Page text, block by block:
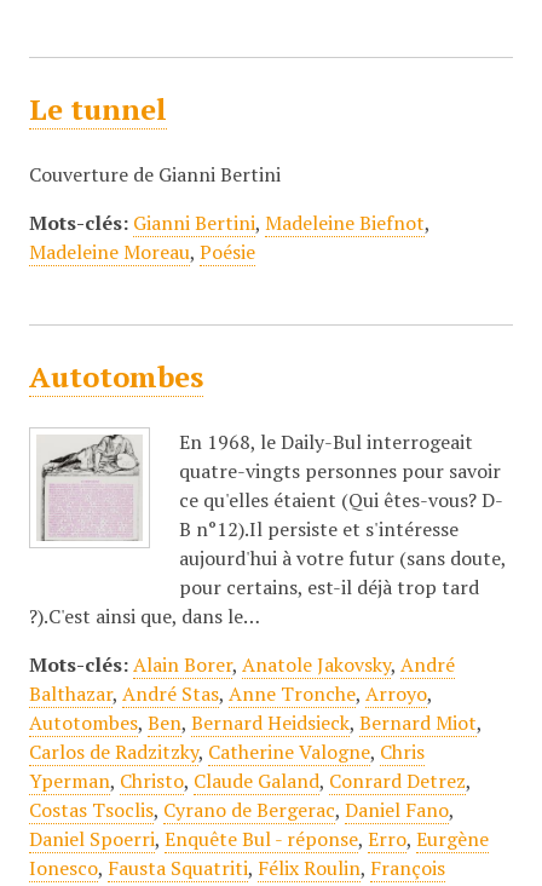
Le tunnel
Couverture de Gianni Bertini
Mots-clés: Gianni Bertini, Madeleine Biefnot,
Madeleine Moreau, Poésie
Autotombes
En 1968, le Daily-Bul interrogeait
quatre-vingts personnes pour savoir
ce qu'elles étaient (Qui êtes-vous? D-
B n°12).Il persiste et s'intéresse
aujourd'hui à votre futur (sans doute,
pour certains, est-il déjà trop tard
?).C'est ainsi que, dans le…
Mots-clés: Alain Borer, Anatole Jakovsky, André
Balthazar, André Stas, Anne Tronche, Arroyo,
Autotombes, Ben, Bernard Heidsieck, Bernard Miot,
Carlos de Radzitzky, Catherine Valogne, Chris
Yperman, Christo, Claude Galand, Conrard Detrez,
Costas Tsoclis, Cyrano de Bergerac, Daniel Fano,
Daniel Spoerri, Enquête Bul - réponse, Erro, Eurgène
Ionesco, Fausta Squatriti, Félix Roulin, François